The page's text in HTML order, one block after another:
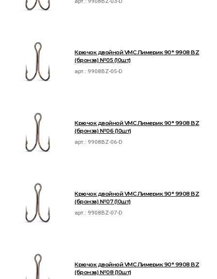
Крючок двойной VMC Лимерик 90° 9908 BZ
(бронза) №05 (10шт)
арт.: 9908BZ-05-D
Крючок двойной VMC Лимерик 90° 9908 BZ
(бронза) №06 (10шт)
арт.: 9908BZ-06-D
Крючок двойной VMC Лимерик 90° 9908 BZ
(бронза) №07 (10шт)
арт.: 9908BZ-07-D
Крючок двойной VMC Лимерик 90° 9908 BZ
(бронза) №08 (10шт)